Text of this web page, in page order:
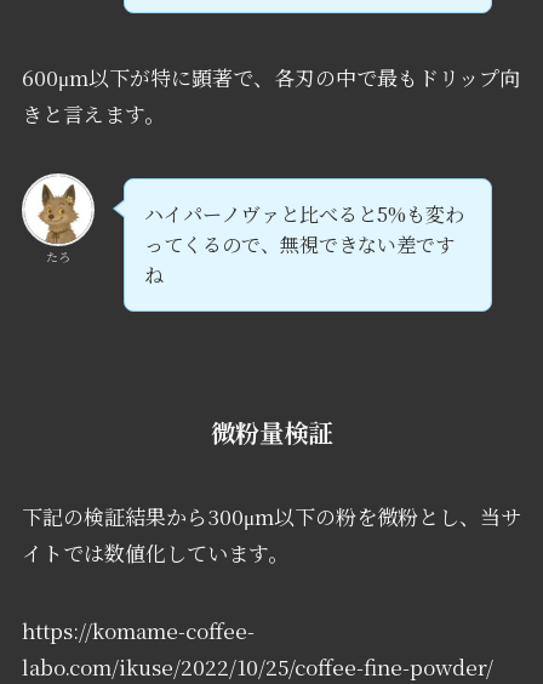
600μm以下が特に顕著で、各刃の中で最もドリップ向
きと言えます。
たろ
ハイパーノヴァと比べると5%も変わ
ってくるので、無視できない差です
ね
微粉量検証
下記の検証結果から300μm以下の粉を微粉とし、当サ
イトでは数値化しています。
https://komame-coffee-
labo.com/ikuse/2022/10/25/coffee-fine-powder/